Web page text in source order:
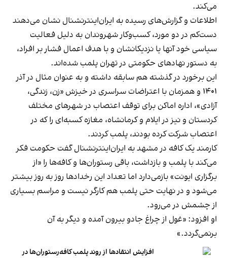
می‌کند.
اطلاعات و گزارش‌های رسیده به ایران‌اینترنشنال نشان می‌دهند
دست‌کم در دو مورد، کسب‌وکار شهروندان به دلیل فعالیت
سیاسی خود آنها یا نزدیکانشان و با هدف اعمال فشار بر افراد،
به دستور نهادهای حکومتی در تهران پلمب شده‌اند.
این برخورد در گذشته هم سابقه داشته و به عنوان مثال در آذر
۱۴۰۱ و همزمان با اعتراضات سراسری در خیزش «زن، زندگی،
آزادی»، اداره اماکن برای توقف اعتصاب در شهرهای مختلف
کردستان و نیز در ایلام و کرمانشاه، مغازه کسبه‌ای را که در
اعتصاب شرکت کرده بودند، پلمب کردند.
کارمند یک کافه در مشهد به ایران‌اینترنشنال گفت حکومت فکر
می‌کند با پلمب و بازداشت، باقی رستوران‌ها و کافه‌ها را «از
برگزاری ایونت» بازمی‌دارد اما تعداد این رخدادها روز به روز بیشتر
می‌شود و در نهایت حتی پلمب هم کارگر نیست و مراسم بسیاری
از چشمش در می‌رود.
او افزود: «غول از چراغ جادو بیرون آمده و دیگر به آن
برنمی‎‌گردد.»
افزایش انتقادها از روند پلمب کافه‌رستوران‌ها در